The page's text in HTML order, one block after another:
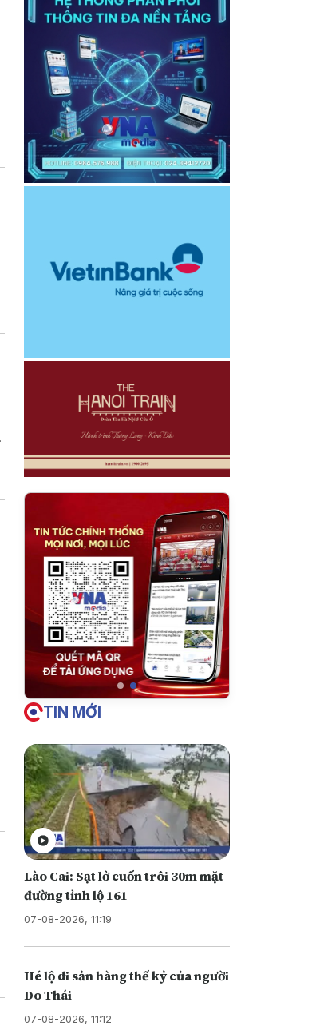
TIN MỚI
Lào Cai: Sạt lở cuốn trôi 30m mặt
đường tỉnh lộ 161
07-08-2026, 11:19
Hé lộ di sản hàng thế kỷ của người
Do Thái
07-08-2026, 11:12